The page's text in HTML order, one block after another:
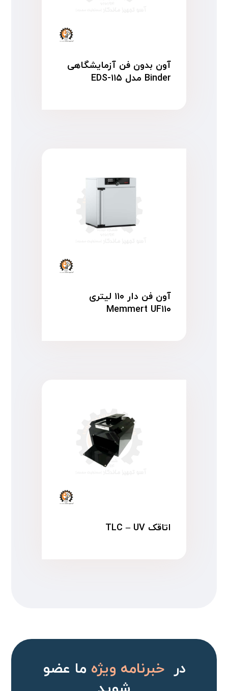
آون بدون فن آزمایشگاهی
Binder مدل EDS-۱۱۵
آون فن دار ۱۱۰ لیتری
Memmert UF۱۱۰
اتاقک TLC – UV
درخبرنامه ویژهما عضو